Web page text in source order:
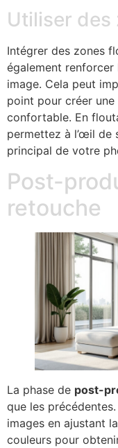
Utiliser des
Intégrer des zones
également
image. Cela peut
point pour créer une
confortable. En
permettez à l’œil de
principal de votre
Post-
retouche
La phase de post-
que les
images en ajustant
couleurs pour